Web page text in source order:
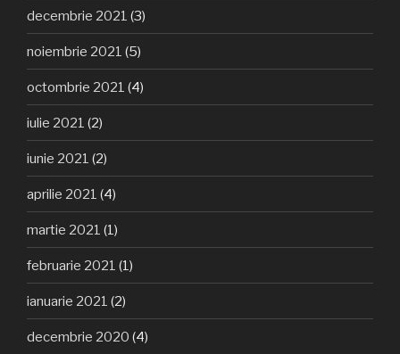
decembrie 2021 (3)
noiembrie 2021 (5)
octombrie 2021 (4)
iulie 2021 (2)
iunie 2021 (2)
aprilie 2021 (4)
martie 2021 (1)
februarie 2021 (1)
ianuarie 2021 (2)
decembrie 2020 (4)